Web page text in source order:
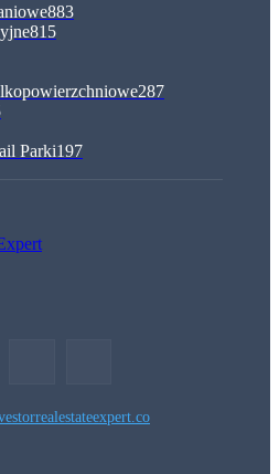
883
815
287
Parki197